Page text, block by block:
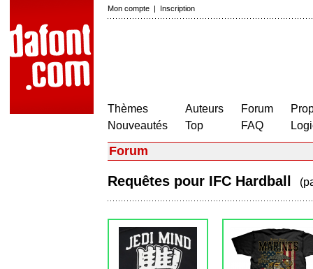
Mon compte | Inscription
Thèmes
Nouveautés
Auteurs
Top
Forum
FAQ
Forum
Requêtes pour IFC Hardball